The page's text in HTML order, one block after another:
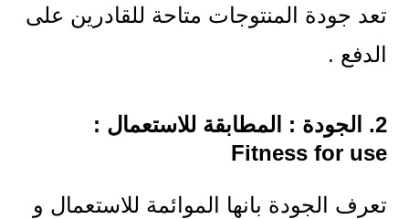
تعد جودة المنتوجات متاحة للقادرين على
الدفع .
2. الجودة : المطابقة للاستعمال :
Fitness for use
تعرف الجودة بانها الموائمة للاستعمال و